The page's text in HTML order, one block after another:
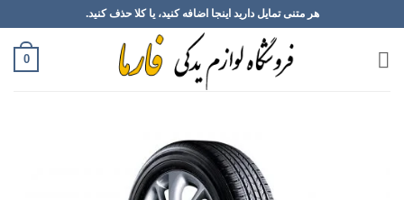
to
content
هر متنی تمایل دارید اینجا اضافه کنید، یا کلا حذف کنید.
0